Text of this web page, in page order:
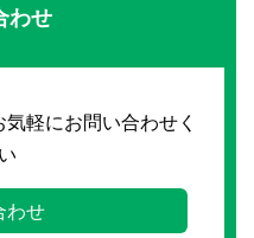
わせ
軽にお問い合わせく
わせ